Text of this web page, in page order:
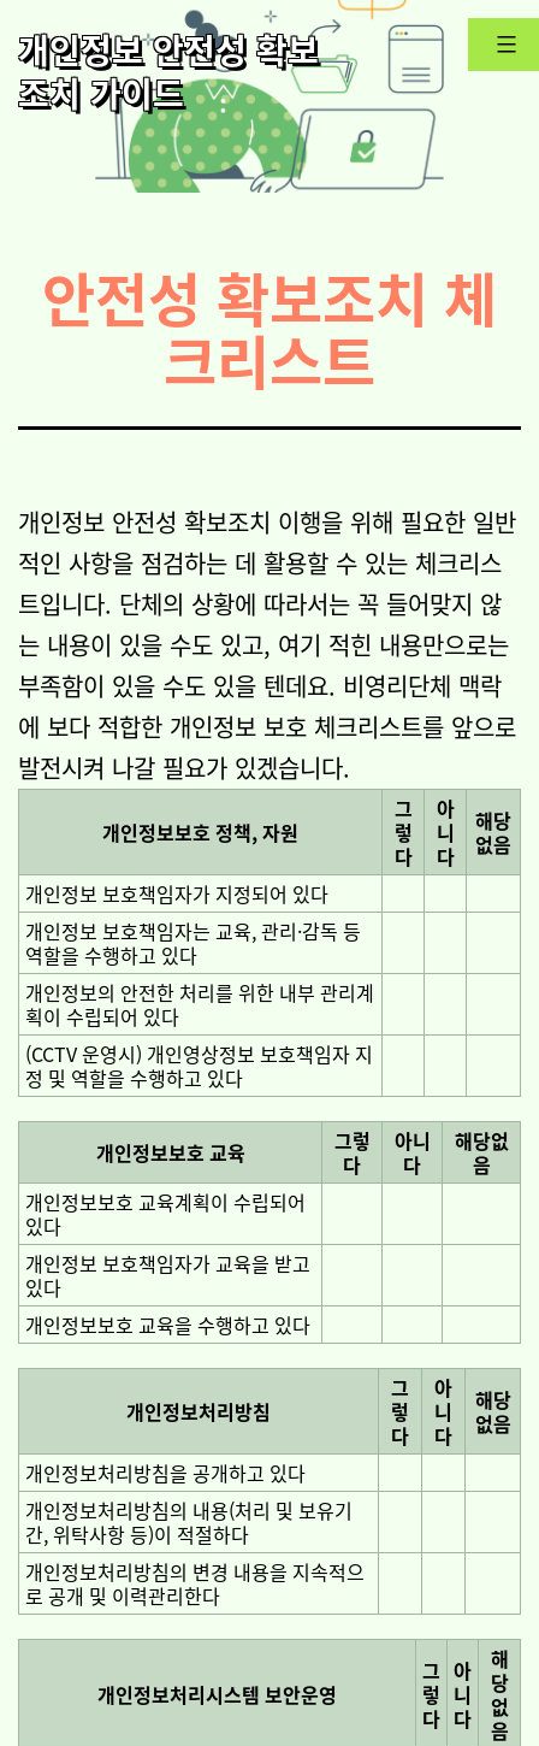
텐
츠
개인정보 안전성 확보
조치 가이드
안전성 확보조치 체
크리스트
개인정보 안전성 확보조치 이행을 위해 필요한 일반
적인 사항을 점검하는 데 활용할 수 있는 체크리스
트입니다. 단체의 상황에 따라서는 꼭 들어맞지 않
는 내용이 있을 수도 있고, 여기 적힌 내용만으로는
부족함이 있을 수도 있을 텐데요. 비영리단체 맥락
에 보다 적합한 개인정보 보호 체크리스트를 앞으로
발전시켜 나갈 필요가 있겠습니다.
개인정보보호 정책, 자원
그
렇
다
아
니
다
해당
없음
개인정보 보호책임자가 지정되어 있다
개인정보 보호책임자는 교육, 관리·감독 등
역할을 수행하고 있다
개인정보의 안전한 처리를 위한 내부 관리계
획이 수립되어 있다
(CCTV 운영시) 개인영상정보 보호책임자 지
정 및 역할을 수행하고 있다
개인정보보호 교육
그렇
다
아니
다
해당없
음
개인정보보호 교육계획이 수립되어
있다
개인정보 보호책임자가 교육을 받고
있다
개인정보보호 교육을 수행하고 있다
개인정보처리방침
그
렇
다
아
니
다
해당
없음
개인정보처리방침을 공개하고 있다
개인정보처리방침의 내용(처리 및 보유기
간, 위탁사항 등)이 적절하다
개인정보처리방침의 변경 내용을 지속적으
로 공개 및 이력관리한다
개인정보처리시스템 보안운영
그
렇
다
아
니
다
해
당
없
음